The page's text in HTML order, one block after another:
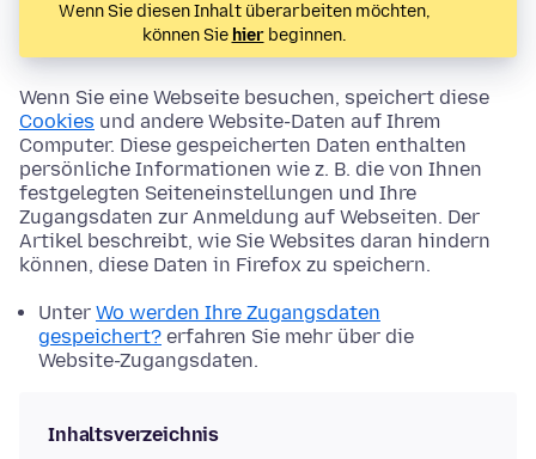
Wenn Sie diesen Inhalt überarbeiten möchten,
können Sie hierbeginnen.
Wenn Sie eine Webseite besuchen, speichert diese
Cookies und andere Website-Daten auf Ihrem
Computer. Diese gespeicherten Daten enthalten
persönliche Informationen wie z. B. die von Ihnen
festgelegten Seiteneinstellungen und Ihre
Zugangsdaten zur Anmeldung auf Webseiten. Der
Artikel beschreibt, wie Sie Websites daran hindern
können, diese Daten in Firefox zu speichern.
Unter Wo werden Ihre Zugangsdaten
gespeichert? erfahren Sie mehr über die
Website-Zugangsdaten.
Inhaltsverzeichnis